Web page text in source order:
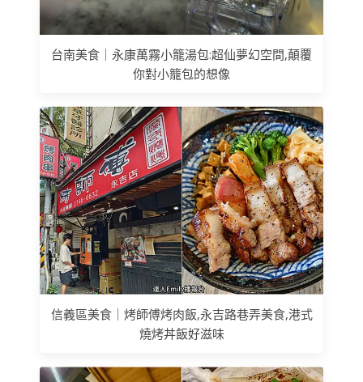
台南美食｜永康萬霧小籠湯包:超仙夢幻空間,顛覆
你對小籠包的想像
信義區美食｜烤師傅烤肉飯,永吉路巷弄美食,港式
燒烤丼飯好滋味